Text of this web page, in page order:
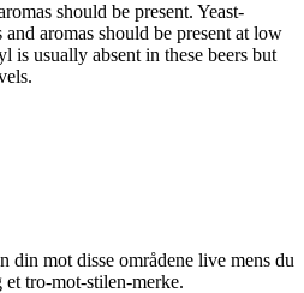
should be present. Yeast-
aromas should be present at low
is usually absent in these beers but
din mot disse områdene live mens du
tro-mot-stilen-merke.